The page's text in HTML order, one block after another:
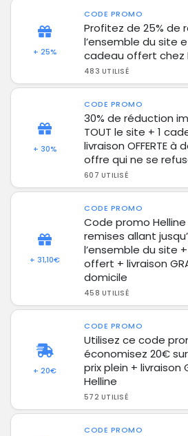
+ 25%
CODE PROMO
Profitez de 25% de
l’ensemble du site
cadeau offert chez
483 UTILISÉ
+ 30%
CODE PROMO
30% de réduction
TOUT le site + 1
livraison OFFERTE à
offre qui ne se
607 UTILISÉ
+ 31,10€
CODE PROMO
Code promo
remises allant
l’ensemble du site
offert + livraison
domicile
458 UTILISÉ
+ 20€
CODE PROMO
Utilisez ce code
économisez 20€
prix plein + livraison
Helline
572 UTILISÉ
CODE PROMO